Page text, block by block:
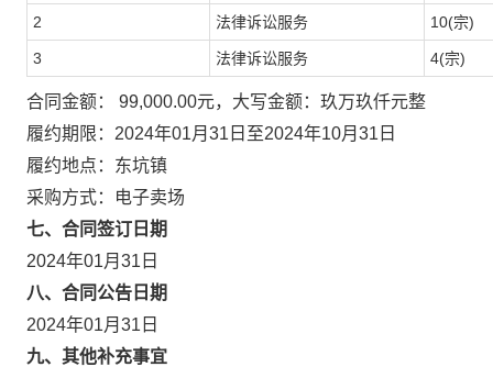
2 法律诉讼服务 10(宗)
3 法律诉讼服务 4(宗)
合同金额： 99,000.00元，大写金额：玖万玖仟元整
履约期限：2024年01月31日至2024年10月31日
履约地点：东坑镇
采购方式：电子卖场
七、合同签订日期
2024年01月31日
八、合同公告日期
2024年01月31日
九、其他补充事宜